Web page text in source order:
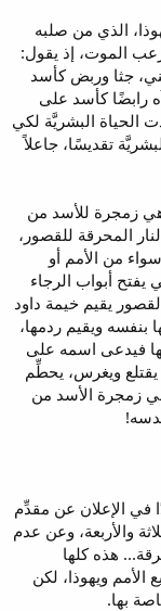
الذي من صلبه
الموت، إذ يقول:
جثا وربض كأسد
(تك 49: 9). فقد رآه رابضًا كأسد على
الحياة البشريَّة لكي
تقديسًا، جاعلاً
زمجرة للأسد من
المحرقة للقصور،
من الأمم أو
يفتح أبواب الرجاء
يقيم خيمة داود
ويقيم ردمها،
فيدعى اسمه على
ويبني، يقتلع ويغرس، يحطِّم
هي زمجرة الأسد من
في الإعلان عن مقدِّم
والأربعة، وعن عدم
هذه كلها
ويهوذا، لكن
بها.